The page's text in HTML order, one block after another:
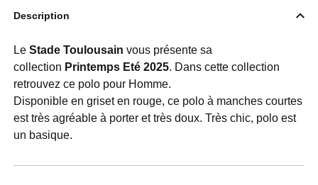
Description
Le Stade Toulousain vous présente sa
collection Printemps Eté 2025. Dans cette collection
retrouvez ce polo pour Homme.
Disponible en griset en rouge, ce polo à manches courtes
est très agréable à porter et très doux. Très chic, polo est
un basique.